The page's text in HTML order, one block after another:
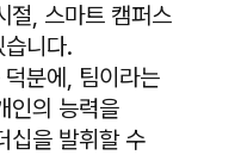
절, 스마트 캠퍼스
니다.
분에, 팀이라는
인의 능력을
십을 발휘할 수